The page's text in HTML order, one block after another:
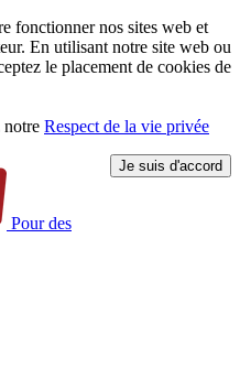
fonctionner nos sites web et
En utilisant notre site web ou
le placement de cookies de
notre Respect de la vie privée
Pour des